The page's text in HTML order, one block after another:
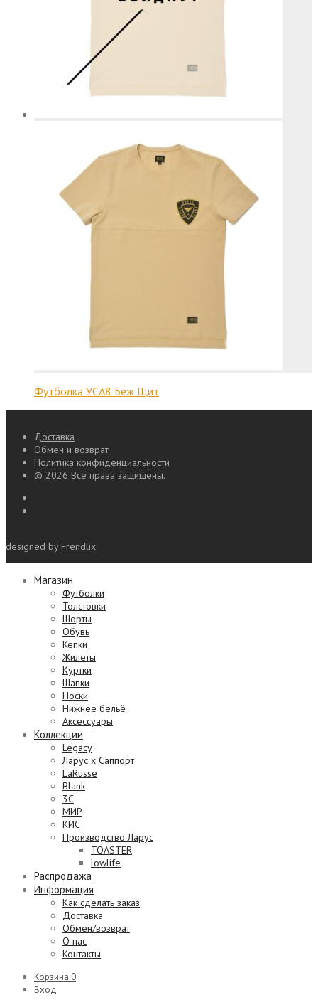
Футболка УСА8 Беж Щит
Доставка
Обмен и возврат
Политика конфиденциальности
© 2026 Все права защищены.
designed by Frendlix
Магазин
Футболки
Толстовки
Шорты
Обувь
Кепки
Жилеты
Куртки
Шапки
Носки
Нижнее бельё
Аксессуары
Коллекции
Legacy
Ларус х Саппорт
LaRusse
Blank
3C
МИР
КИС
Производство Ларус
TOASTER
lowlife
Распродажа
Информация
Как сделать заказ
Доставка
Обмен/возврат
О нас
Контакты
Корзина 0
Вход